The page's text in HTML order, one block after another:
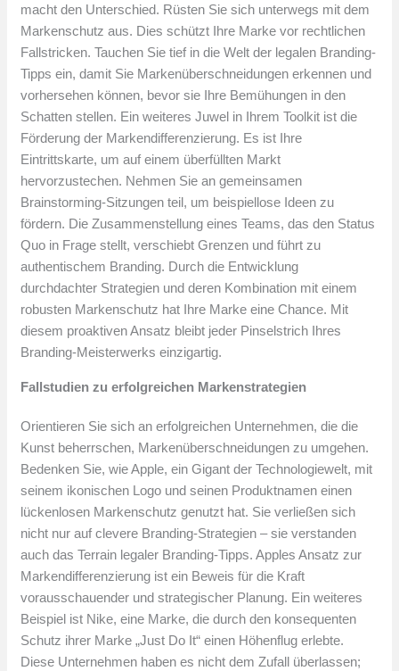
macht den Unterschied. Rüsten Sie sich unterwegs mit dem
Markenschutz aus. Dies schützt Ihre Marke vor rechtlichen
Fallstricken. Tauchen Sie tief in die Welt der legalen Branding-
Tipps ein, damit Sie Markenüberschneidungen erkennen und
vorhersehen können, bevor sie Ihre Bemühungen in den
Schatten stellen. Ein weiteres Juwel in Ihrem Toolkit ist die
Förderung der Markendifferenzierung. Es ist Ihre
Eintrittskarte, um auf einem überfüllten Markt
hervorzustechen. Nehmen Sie an gemeinsamen
Brainstorming-Sitzungen teil, um beispiellose Ideen zu
fördern. Die Zusammenstellung eines Teams, das den Status
Quo in Frage stellt, verschiebt Grenzen und führt zu
authentischem Branding. Durch die Entwicklung
durchdachter Strategien und deren Kombination mit einem
robusten Markenschutz hat Ihre Marke eine Chance. Mit
diesem proaktiven Ansatz bleibt jeder Pinselstrich Ihres
Branding-Meisterwerks einzigartig.
Fallstudien zu erfolgreichen Markenstrategien
Orientieren Sie sich an erfolgreichen Unternehmen, die die
Kunst beherrschen, Markenüberschneidungen zu umgehen.
Bedenken Sie, wie Apple, ein Gigant der Technologiewelt, mit
seinem ikonischen Logo und seinen Produktnamen einen
lückenlosen Markenschutz genutzt hat. Sie verließen sich
nicht nur auf clevere Branding-Strategien – sie verstanden
auch das Terrain legaler Branding-Tipps. Apples Ansatz zur
Markendifferenzierung ist ein Beweis für die Kraft
vorausschauender und strategischer Planung. Ein weiteres
Beispiel ist Nike, eine Marke, die durch den konsequenten
Schutz ihrer Marke „Just Do It“ einen Höhenflug erlebte.
Diese Unternehmen haben es nicht dem Zufall überlassen;